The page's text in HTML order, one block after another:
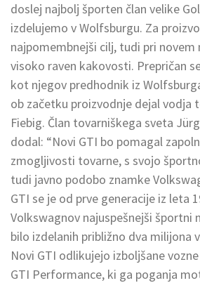
doslej najbolj športen član velike
izdelujemo v Wolfsburgu. Za
najpomembnejši cilj, tudi pri
visoko raven kakovosti. Prepričan
kot njegov predhodnik iz
ob začetku proizvodnje dejal vodja
Fiebig. Član tovarniškega sveta
dodal: “Novi GTI bo pomagal
zmogljivosti tovarne, s svojo
tudi javno podobo znamke
GTI se je od prve generacije iz leta
Volkswagnov najuspešnejši športni
bilo izdelanih približno dva milijona
Novi GTI odlikujejo izboljšane
GTI Performance, ki ga poganja